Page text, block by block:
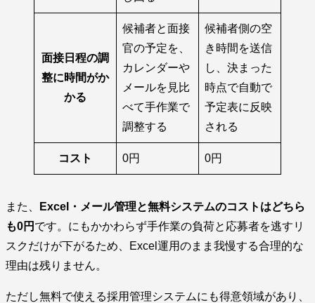
面接日程の調
整に時間がか
かる
候補者と面接
官の予定を、
カレンダーや
メールを見比
べて手作業で
調整する
候補者側の空
き時間を送信
し、決まった
時点で自動で
予定表に反映
される
コスト 0円 0円
また、
Excel・メール管理と無料システムのコストはどちら
も0円 です。にもかかわらず手作業の負荷と応募者を逃すリ
スクだけが下がるため、Excel運用のまま我慢する合理的な
理由は残りません。
ただし無料で使える採用管理システムにも得意領域があり、